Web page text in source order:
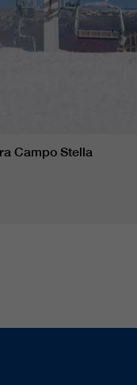
Campo Stella